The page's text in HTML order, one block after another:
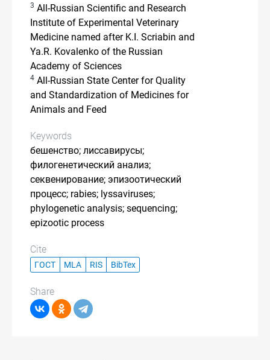
3 All-Russian Scientific and Research
Institute of Experimental Veterinary
Medicine named after K.I. Scriabin and
Ya.R. Kovalenko of the Russian
Academy of Sciences
4 All-Russian State Center for Quality
and Standardization of Medicines for
Animals and Feed
Keywords
бешенство; лиссавирусы;
филогенетический анализ;
секвенирование; эпизоотический
процесс; rabies; lyssaviruses;
phylogenetic analysis; sequencing;
epizootic process
Cite
ГОСТ MLA RIS BibTex
Share